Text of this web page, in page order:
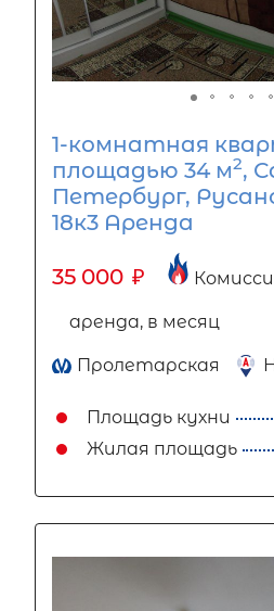
1-комнатная
площадью 34 м2,
Петербург,
18к3 Аренда
35 000 ₽
аренда, в месяц
Пролетарская
Площадь кухни
Жилая площадь